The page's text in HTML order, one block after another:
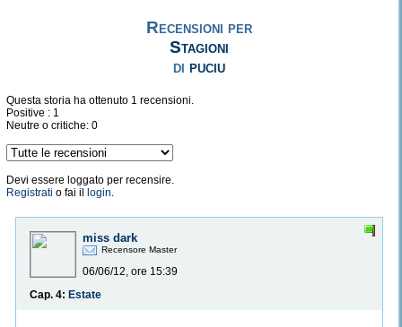
Recensioni per
Stagioni
dipuciu
Questa storia ha ottenuto 1 recensioni.
Positive : 1
Neutre o critiche: 0
Devi essere loggato per recensire.
Registrati o fai il login.
miss dark
Recensore Master
06/06/12, ore 15:39
Cap. 4: Estate